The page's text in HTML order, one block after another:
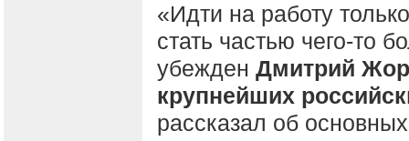
«Идти на работу
стать частью чего-то
убежден Дмитрий
крупнейших
рассказал об